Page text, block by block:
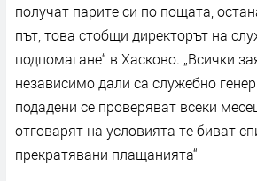
получат парите си по пощата,
път, това стобщи директорът на
подпомагане“ в Хасково. „Всички
независимо дали са служебно
подадени се проверяват всеки
отговарят на условията те биват
прекратявани плащанията“